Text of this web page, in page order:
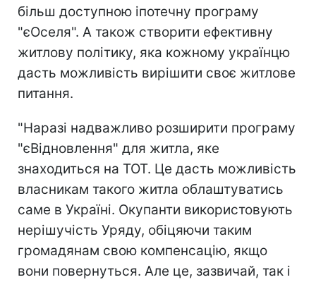
більш доступною іпотечну програму
"єОселя". А також створити ефективну
житлову політику, яка кожному українцю
дасть можливість вирішити своє житлове
питання.
"Наразі надважливо розширити програму
"єВідновлення" для житла, яке
знаходиться на ТОТ. Це дасть можливість
власникам такого житла облаштуватись
саме в Україні. Окупанти використовують
нерішучість Уряду, обіцяючи таким
громадянам свою компенсацію, якщо
вони повернуться. Але це, зазвичай, так і